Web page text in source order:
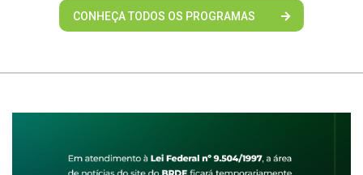
CONHEÇA TODOS OS PROGRAMAS